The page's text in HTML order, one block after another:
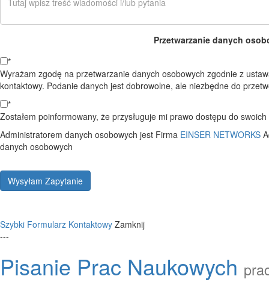
Przetwarzanie danych
*
Wyrażam zgodę na przetwarzanie danych osobowych zgodnie z
kontaktowy. Podanie danych jest dobrowolne, ale niezbędne do
*
Zostałem poinformowany, że przysługuje mi prawo dostępu do
Administratorem danych osobowych jest Firma EINSER NETWORKS
danych osobowych
Wysyłam Zapytanie
Szybki Formularz Kontaktowy Zamknij
---
Pisanie Prac Naukowych